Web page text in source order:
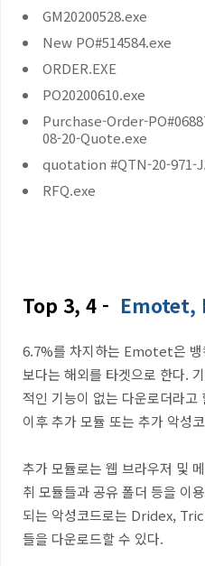
GM20200528.exe
New PO#514584.exe
ORDER.EXE
PO20200610.exe
Purchase-Order-
08-20-Quote.exe
quotation #QTN-20-971-
RFQ.exe
Top 3, 4 - Emotet,
6.7%를 차지하는 Emotet은 뱅
보다는 해외를 타겟으로 한다.
적인 기능이 없는 다운로더라고
이후 추가 모듈 또는 추가 악성
추가 모듈로는 웹 브라우저 및
취 모듈들과 공유 폴더 등을 이
되는 악성코드로는 Dridex,
들을 다운로드할 수 있다.